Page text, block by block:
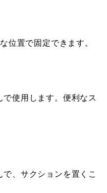
位置で固定できます。
使用します。便利なス
、サクションを置くこ